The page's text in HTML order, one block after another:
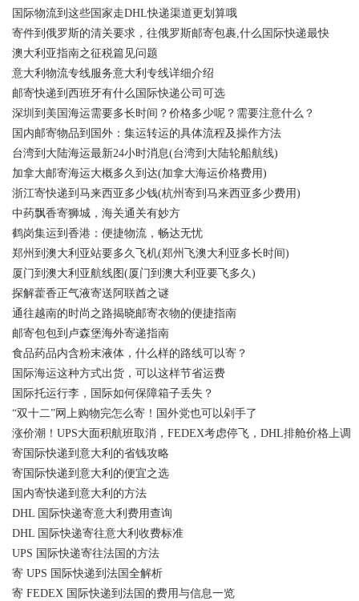
国际物流到这些国家走DHL快递渠道更划算哦
寄件到俄罗斯的清关要求，往俄罗斯邮寄包裹,什么国际快递最快
澳大利亚指南之征税篇见问题
意大利物流专线服务意大利专线详细介绍
邮寄快递到西班牙有什么国际快递公司可选
深圳到美国海运需要多长时间？价格多少呢？需要注意什么？
国内邮寄物品到国外：集运转运的具体流程及操作方法
台湾到大陆海运最新24小时消息(台湾到大陆轮船航线)
加拿大邮寄海运大概多久到达(加拿大海运价格费用)
浙江寄快递到马来西亚多少钱(杭州寄到马来西亚多少费用)
中药飘香寄狮城，海关通关有妙方
鹤岗集运到香港：便捷物流，畅达无忧
郑州到澳大利亚站要多久飞机(郑州飞澳大利亚多长时间)
厦门到澳大利亚航线图(厦门到澳大利亚要飞多久)
探解藿香正气液寄送阿联酋之谜
通往越南的时尚之路揭晓邮寄衣物的便捷指南
邮寄包包到卢森堡海外寄递指南
食品药品内含粉末液体，什么样的路线可以寄？
国际海运这种方式出货，可以这样节省运费
国际托运行李，国际如何保障箱子丢失？
“双十二”网上购物完怎么寄！国外党也可以剁手了
涨价潮！UPS大面积航班取消，FEDEX考虑停飞，DHL排舱价格上调
寄国际快递到意大利的省钱攻略
寄国际快递到意大利的便宜之选
国内寄快递到意大利的方法
DHL 国际快递寄意大利费用查询
DHL 国际快递寄往意大利收费标准
UPS 国际快递寄往法国的方法
寄 UPS 国际快递到法国全解析
寄 FEDEX 国际快递到法国的费用与信息一览